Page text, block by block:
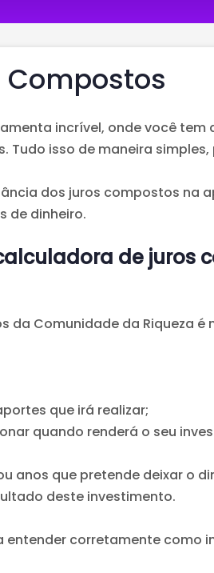
incrível, onde você tem
isso de maneira
dos juros compostos na
de dinheiro.
de juros
da Comunidade da Riqueza é
que irá realizar;
quando renderá o seu
anos que pretende deixar o
deste investimento.
corretamente como